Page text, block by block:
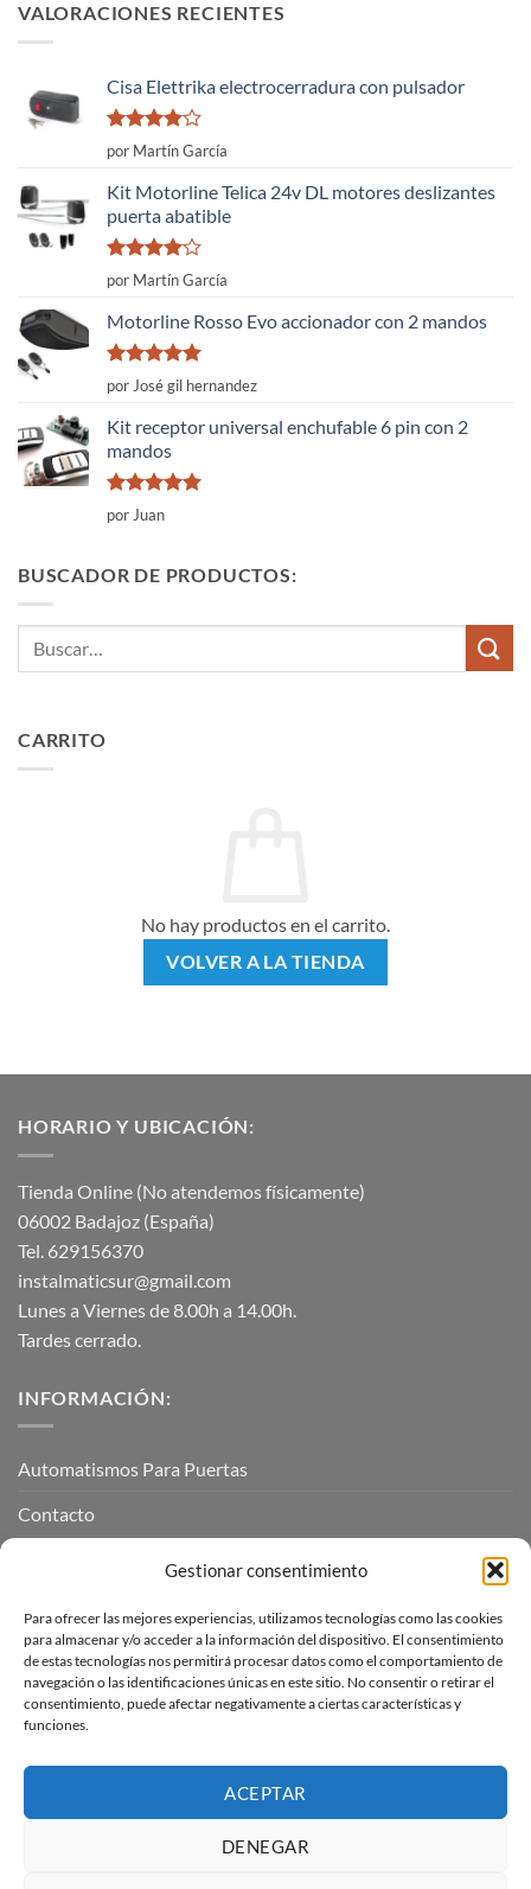
Gestionar consentimiento
Para ofrecer las mejores experiencias, utilizamos tecnologías como las cookies
para almacenar y/o acceder a la información del dispositivo. El consentimiento
de estas tecnologías nos permitirá procesar datos como el comportamiento de
navegación o las identificaciones únicas en este sitio. No consentir o retirar el
consentimiento, puede afectar negativamente a ciertas características y
funciones.
ACEPTAR
DENEGAR
VALORACIONES RECIENTES
Cisa Elettrika electrocerradura con pulsador
Valorado
con
5
por Martín García
Kit Motorline Telica 24v DL motores deslizantes
puerta abatible
Valorado
con
5
por Martín García
Motorline Rosso Evo accionador con 2 mandos
Valorado
con
de 5
por José gil hernandez
Kit receptor universal enchufable 6 pin con 2
mandos
Valorado
con
por Juan
BUSCADOR DE PRODUCTOS:
CARRITO
No hay productos en el carrito.
VOLVER A LA TIENDA
HORARIO Y UBICACIÓN:
Tienda Online (No atendemos físicamente)
06002 Badajoz (España)
Tel. 629156370
instalmaticsur@gmail.com
Lunes a Viernes de 8.00h a 14.00h.
Tardes cerrado.
INFORMACIÓN:
Automatismos Para Puertas
Contacto
INFORMACIÓN LEGAL
Aviso Legal